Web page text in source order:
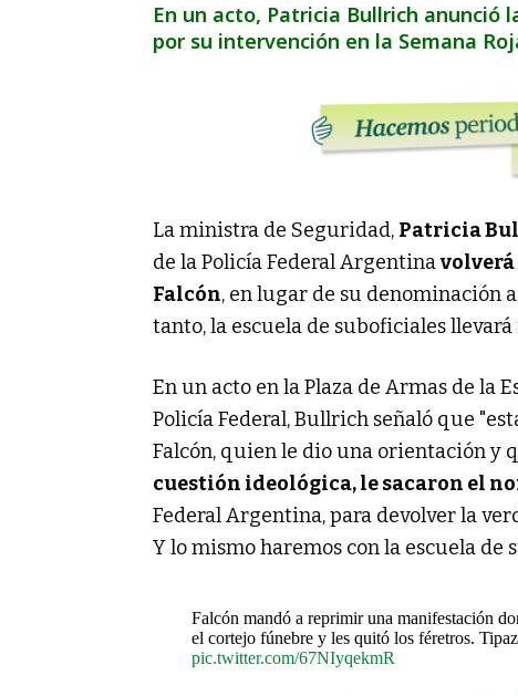
En un acto, Patricia Bullrich anunció
por su intervención en la Semana
La ministra de Seguridad, Patricia
de la Policía Federal Argentina
Falcón, en lugar de su denominación
tanto, la escuela de suboficiales
En un acto en la Plaza de Armas de la
Policía Federal, Bullrich señaló que
Falcón, quien le dio una orientación y
cuestión ideológica, le sacaron el
Federal Argentina, para devolver la
Y lo mismo haremos con la escuela de
Falcón mandó a reprimir una manifestación
el cortejo fúnebre y les quitó los féretros.
pic.twitter.com/67NIyqekmR